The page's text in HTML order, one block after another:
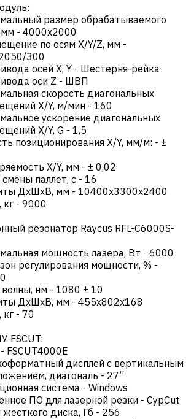
размер обрабатываемого
мм - 4000х2000
по осям X/Y/Z, мм -
300
осей X, Y - Шестерня-рейка
оси Z - ШВП
скорость диагональных
X/Y, м/мин - 160
ускорение диагональных
X/Y, G - 1,5
позиционирования X/Y, мм/м: - ±
X/Y, мм - ± 0,02
паллет, с - 16
ДхШхВ, мм - 10400х3300х2400
кг - 9000
резонатор Raycus RFL-C6000S-
мощность лазера, Вт - 6000
регулирования мощности, % -
нм - 1080 ± 10
ДхШхВ, мм - 455x802x168
кг - 70
FSCUT:
- FSCUT4000E
дисплей с вертикальным
диагональ - 27’’
система - Windows
ПО для лазерной резки - CypCut
диска, Гб - 256